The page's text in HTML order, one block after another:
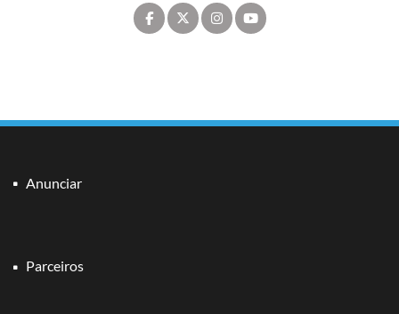
Anunciar
Parceiros